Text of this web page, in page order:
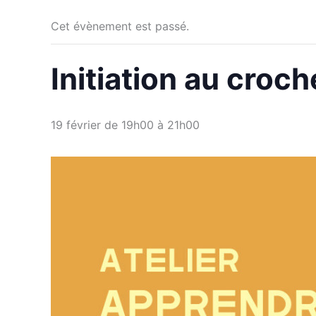
Cet évènement est passé.
Initiation au
19 février de 19h00 à 21h00